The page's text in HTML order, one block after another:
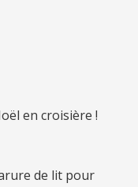
en croisière !
de lit pour